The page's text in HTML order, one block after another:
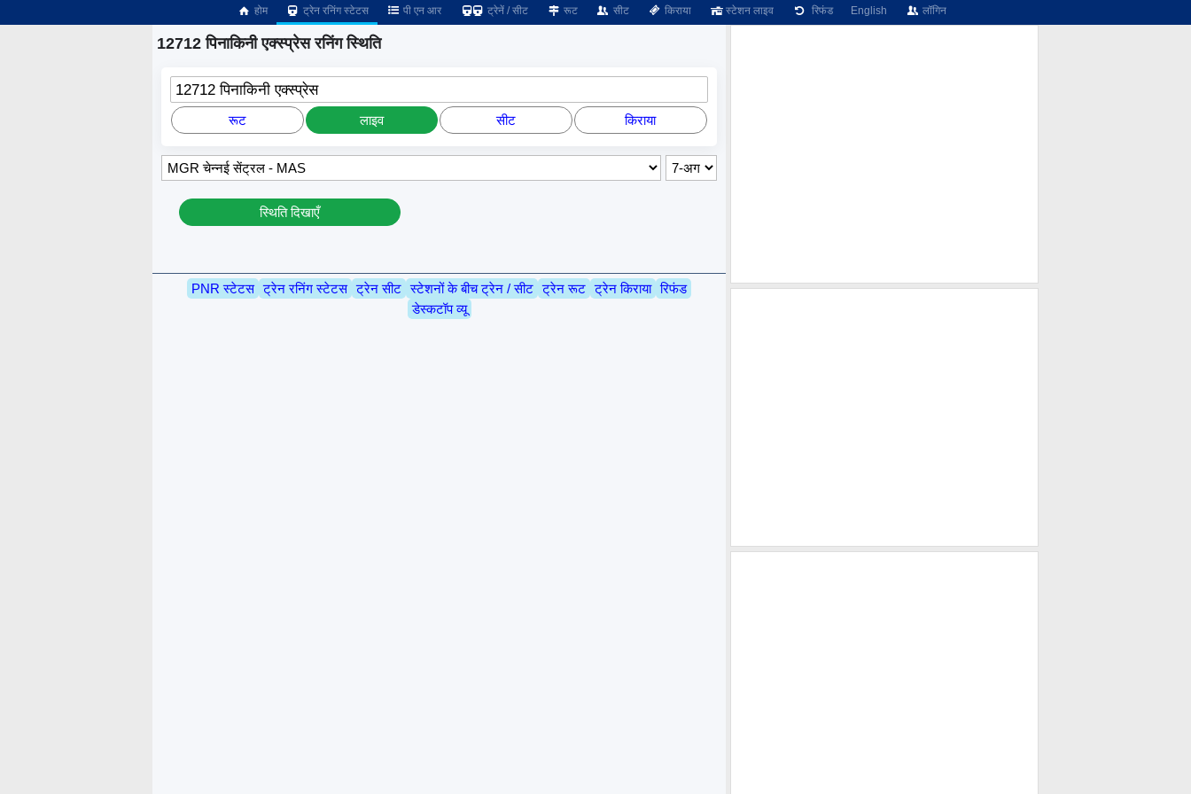
होम ट्रेन रनिंग स्टेटस पी एन आर ट्रेनें / सीट रूट सीट किराया स्टेशन लाइव रिफंड English लॉगिन
12712 पिनाकिनी एक्स्प्रेस रनिंग स्थिति
12712 पिनाकिनी एक्स्प्रेस
रूट लाइव सीट किराया
स्थिति दिखाएँ
PNR स्टेटस ट्रेन रनिंग स्टेटस ट्रेन सीट स्टेशनों के बीच ट्रेन / सीट ट्रेन रूट ट्रेन किराया रिफंड
डेस्कटॉप व्यू